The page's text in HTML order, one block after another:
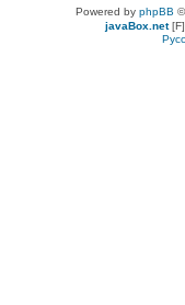
Powered by phpBB
javaBox.net